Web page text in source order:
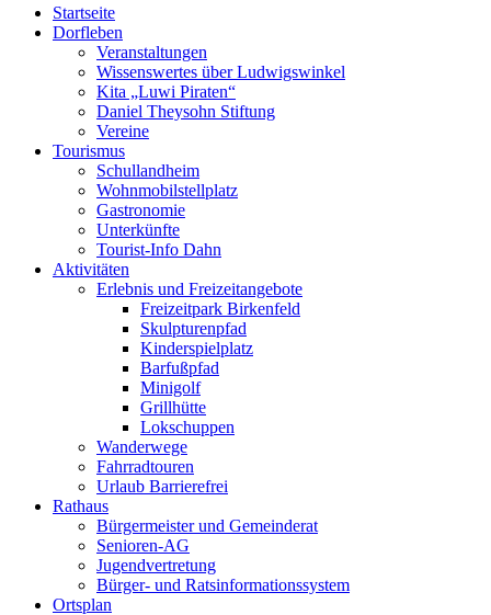
Startseite
Dorfleben
Veranstaltungen
Wissenswertes über Ludwigswinkel
Kita „Luwi Piraten“
Daniel Theysohn Stiftung
Vereine
Tourismus
Schullandheim
Wohnmobilstellplatz
Gastronomie
Unterkünfte
Tourist-Info Dahn
Aktivitäten
Erlebnis und Freizeitangebote
Freizeitpark Birkenfeld
Skulpturenpfad
Kinderspielplatz
Barfußpfad
Minigolf
Grillhütte
Lokschuppen
Wanderwege
Fahrradtouren
Urlaub Barrierefrei
Rathaus
Bürgermeister und Gemeinderat
Senioren-AG
Jugendvertretung
Bürger- und Ratsinformationssystem
Ortsplan